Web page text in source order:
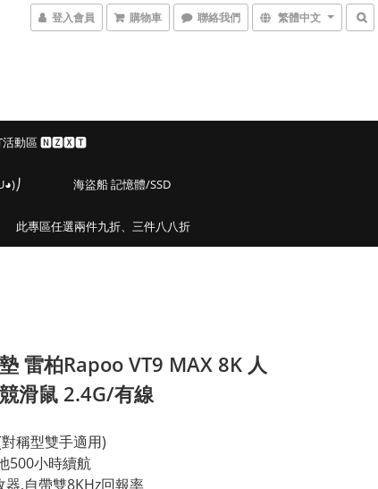
登入會員 購物車 聯絡我們 繁體中文
動區 🅽🆉🆇🆃
海盜船 記憶體/SSD
此專區任選兩件九折、三件八八折
雷柏Rapoo VT9 MAX 8K 人
滑鼠 2.4G/有線
稱型雙手適用)
500小時續航
器,自帶雙8KHz回報率